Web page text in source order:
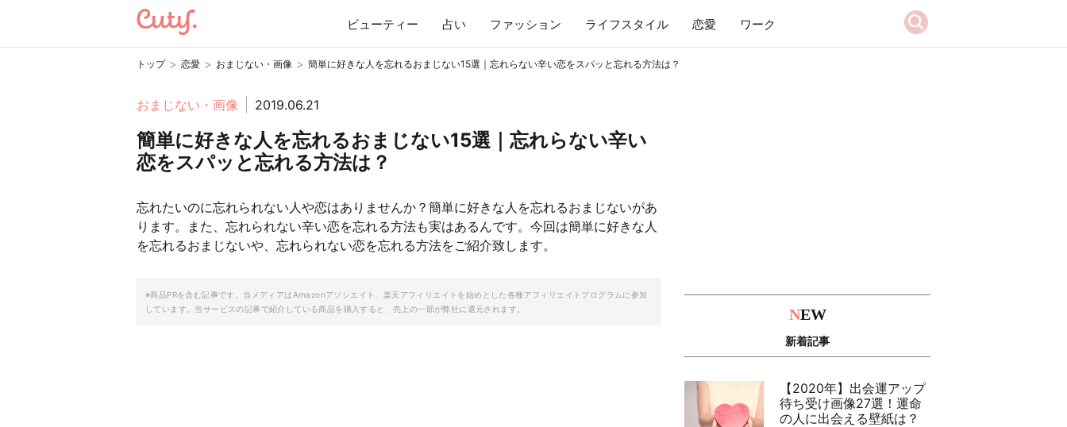
ビューティー 占い ファッション ライフスタイル 恋愛 ワーク
トップ > 恋愛 > おまじない・画像 > 簡単に好きな人を忘れるおまじない15選｜忘れらない辛い恋をスパッと忘れる方法は？
おまじない・画像 2019.06.21
簡単に好きな人を忘れるおまじない15選｜忘れらない辛い
恋をスパッと忘れる方法は？
忘れたいのに忘れられない人や恋はありませんか？簡単に好きな人を忘れるおまじないがあ
ります。また、忘れられない辛い恋を忘れる方法も実はあるんです。今回は簡単に好きな人
を忘れるおまじないや、忘れられない恋を忘れる方法をご紹介致します。
※商品PRを含む記事です。当メディアはAmazonアソシエイト、楽天アフィリエイトを始めとした各種アフィリエイトプログラムに参加
しています。当サービスの記事で紹介している商品を購入すると、売上の一部が弊社に還元されます。
NEW
新着記事
【2020年】出会運アップ
待ち受け画像27選！運命
の人に出会える壁紙は？